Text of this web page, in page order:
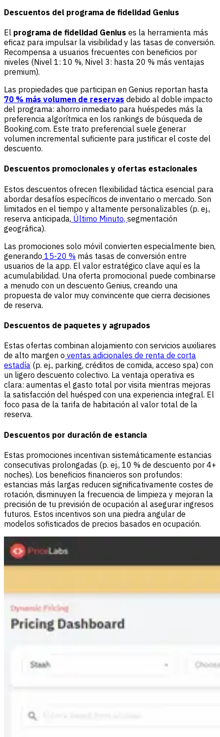
Descuentos del programa de fidelidad Genius
El programa de fidelidad Genius es la herramienta más
eficaz para impulsar la visibilidad y las tasas de conversión.
Recompensa a usuarios frecuentes con beneficios por
niveles (Nivel 1: 10 %, Nivel 3: hasta 20 % más ventajas
premium).
Las propiedades que participan en Genius reportan hasta
70 % más volumen de reservas debido al doble impacto
del programa: ahorro inmediato para huéspedes más la
preferencia algorítmica en los rankings de búsqueda de
Booking.com. Este trato preferencial suele generar
volumen incremental suficiente para justificar el coste del
descuento.
Descuentos promocionales y ofertas estacionales
Estos descuentos ofrecen flexibilidad táctica esencial para
abordar desafíos específicos de inventario o mercado. Son
limitados en el tiempo y altamente personalizables (p. ej.,
reserva anticipada, Último Minuto, segmentación
geográfica).
Las promociones solo móvil convierten especialmente bien,
generando 15-20 % más tasas de conversión entre
usuarios de la app. El valor estratégico clave aquí es la
acumulabilidad. Una oferta promocional puede combinarse
a menudo con un descuento Genius, creando una
propuesta de valor muy convincente que cierra decisiones
de reserva.
Descuentos de paquetes y agrupados
Estas ofertas combinan alojamiento con servicios auxiliares
de alto margen o ventas adicionales de renta de corta
estadía (p. ej., parking, créditos de comida, acceso spa) con
un ligero descuento colectivo. La ventaja operativa es
clara: aumentas el gasto total por visita mientras mejoras
la satisfacción del huésped con una experiencia integral. El
foco pasa de la tarifa de habitación al valor total de la
reserva.
Descuentos por duración de estancia
Estas promociones incentivan sistemáticamente estancias
consecutivas prolongadas (p. ej., 10 % de descuento por 4+
noches). Los beneficios financieros son profundos:
estancias más largas reducen significativamente costes de
rotación, disminuyen la frecuencia de limpieza y mejoran la
precisión de tu previsión de ocupación al asegurar ingresos
futuros. Estos incentivos son una piedra angular de
modelos sofisticados de precios basados en ocupación.